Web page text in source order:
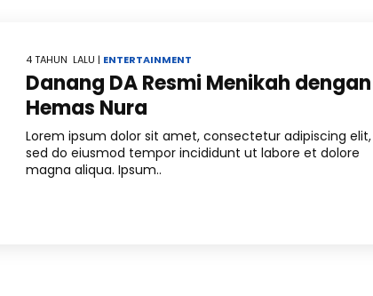
4 TAHUN LALU | ENTERTAINMENT
Danang DA Resmi Menikah dengan
Hemas Nura
Lorem ipsum dolor sit amet, consectetur adipiscing elit,
sed do eiusmod tempor incididunt ut labore et dolore
magna aliqua. Ipsum..